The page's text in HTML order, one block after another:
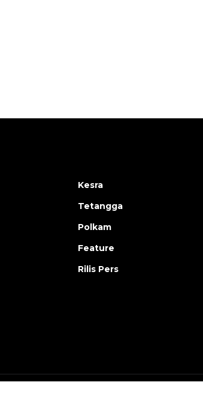
Kesra
Tetangga
Polkam
Feature
Rilis Pers